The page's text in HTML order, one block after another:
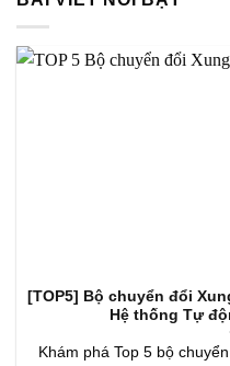
[TOP5] Bộ chuyển đổi
Hệ thống Tự
Khám phá Top 5 bộ